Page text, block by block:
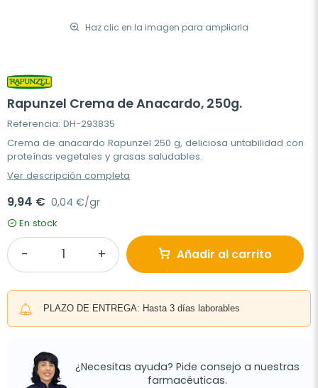
Haz clic en la imagen para ampliarla
Rapunzel Crema de Anacardo, 250g.
Referencia: DH-293835
Crema de anacardo Rapunzel 250 g, deliciosa untabilidad con
proteínas vegetales y grasas saludables.
Ver descripción completa
9,94 € 0,04 €/gr
En stock
Añadir al carrito
PLAZO DE ENTREGA: Hasta 3 días laborables
¿Necesitas ayuda? Pide consejo a nuestras
farmacéuticas.